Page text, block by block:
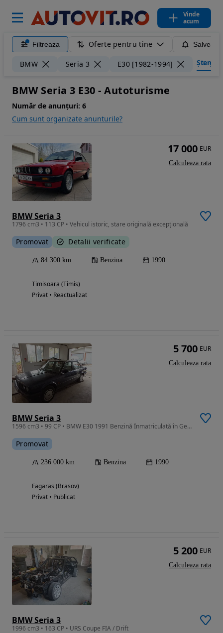
Vinde
acum
Filtreaza Oferte pentru tine
BMW Seria 3 E30 [1982-1994] Șterge
BMW Seria 3 E30 - Autoturisme
Număr de anunțuri: 6
Cum sunt organizate anunturile?
BMW Seria 3
1796 cm3 • 113 CP • Vehicul istoric, stare originală excepțională
Promovat Detalii verificate
84 300 km Benzina 1990
Timisoara (Timis)
Privat • Reactualizat
17 000 EUR
Calculeaza rata
BMW Seria 3
1596 cm3 • 99 CP • BMW E30 1991 Benzină Înmatriculată în Germania
Promovat
236 000 km Benzina 1990
Fagaras (Brasov)
Privat • Publicat
5 700 EUR
Calculeaza rata
BMW Seria 3
1996 cm3 • 163 CP • URS Coupe FIA / Drift
5 200 EUR
Calculeaza rata